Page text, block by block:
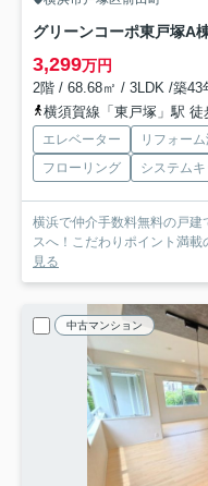
3,299万円
2階 / 68.68㎡ / 3LDK /築43
横須賀線「東戸塚」駅 徒
エレベーター リフォー
フローリング
システム
横浜で仲介手数料無料の戸
スへ！こだわりポイント満
見る
中古マンション